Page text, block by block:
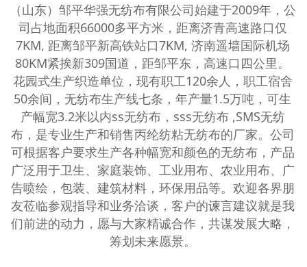
（山东）邹平华强无纺布有限公司始建于2009年，公
司占地面积66000多平方米，距离济青高速路口仅
7KM, 距离邹平新高铁站口7KM, 济南遥墙国际机场
80KM紧挨新309国道，距邹平东，高速口四公里。
花园式生产织造单位，现有职工120余人，职工宿舍
50余间，无纺布生产线七条，年产量1.5万吨，可生
产幅宽3.2米以内ss无纺布，sss无纺布 ,SMS无纺
布，是专业生产和销售丙纶纺粘无纺布的厂家。公司
可根据客户要求生产各种幅宽和颜色的无纺布，产品
广泛用于卫生、家庭装饰、工业用布、农业用布、广
告喷绘，包装、建筑材料，环保用品等。欢迎各界朋
友莅临参观指导和业务洽谈，客户的谏言建议就是我
们前进的动力，愿与大家精诚合作，共谋发展大略，
筹划未来愿景。